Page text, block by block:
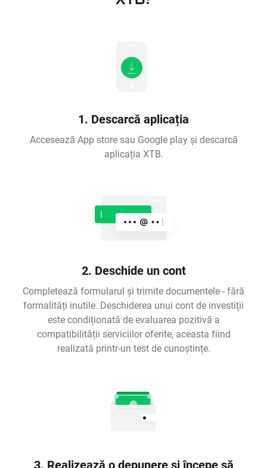
1. Descarcă aplicația
Accesează App store sau Google play și descarcă
aplicația XTB.
2. Deschide un cont
Completează formularul și trimite documentele - fără
formalități inutile. Deschiderea unui cont de investiții
este condiționată de evaluarea pozitivă a
compatibilității serviciilor oferite, aceasta fiind
realizată printr-un test de cunoștințe.
3. Realizează o depunere și începe să